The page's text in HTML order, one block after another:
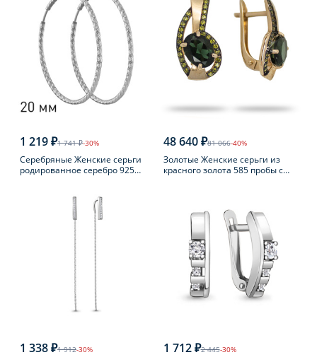
1 219 ₽1 741 ₽-30%
Серебряные Женские серьги
родированное серебро 925
48 640 ₽81 066-40%
Золотые Женские серьги из
красного золота 585 пробы с
1 338 ₽1 912-30% 1 712 ₽2 445-30%